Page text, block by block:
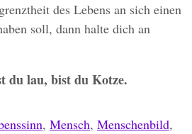
des Lebens an sich einen
soll, dann halte dich an
du lau, bist du Kotze.
, Mensch, Menschenbild,